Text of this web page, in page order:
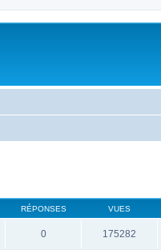
RÉPONSES VUES
0 175282